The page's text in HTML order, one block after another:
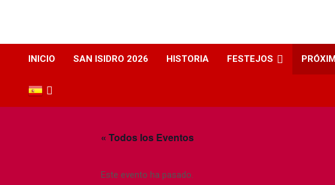
INICIO SAN ISIDRO 2026 HISTORIA FESTEJOS
« Todos los Eventos
Este evento ha pasado.